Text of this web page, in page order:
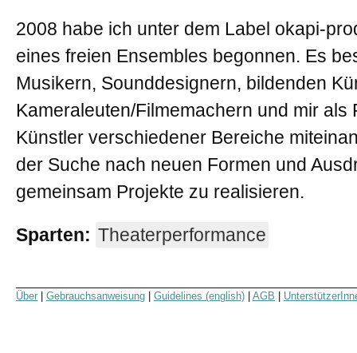
2008 habe ich unter dem Label okapi-
eines freien Ensembles begonnen. Es
Musikern, Sounddesignern, bildenden
Kameraleuten/Filmemachern und mir als
Künstler verschiedener Bereiche
der Suche nach neuen Formen und
gemeinsam Projekte zu realisieren.
Sparten: Theaterperformance
Über Gebrauchsanweisung Guidelines (english) AGB